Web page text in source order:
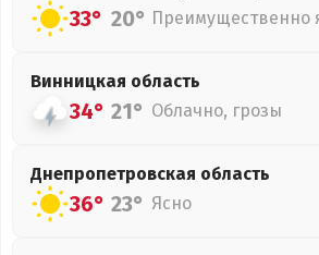
33° 20° Преимущественно
Винницкая область
34° 21° Облачно, грозы
Днепропетровская область
36° 23° Ясно